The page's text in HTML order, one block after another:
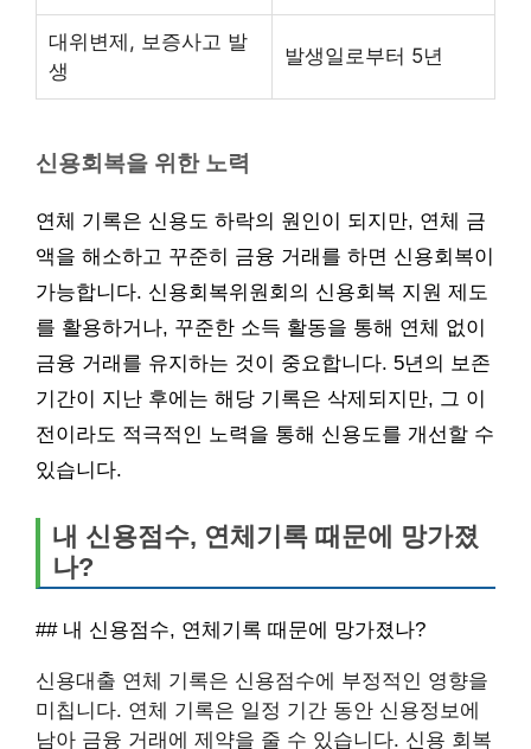
대위변제, 보증사고 발
생
발생일로부터 5년
신용회복을 위한 노력
연체 기록은 신용도 하락의 원인이 되지만, 연체 금
액을 해소하고 꾸준히 금융 거래를 하면 신용회복이
가능합니다. 신용회복위원회의 신용회복 지원 제도
를 활용하거나, 꾸준한 소득 활동을 통해 연체 없이
금융 거래를 유지하는 것이 중요합니다. 5년의 보존
기간이 지난 후에는 해당 기록은 삭제되지만, 그 이
전이라도 적극적인 노력을 통해 신용도를 개선할 수
있습니다.
내 신용점수, 연체기록 때문에 망가졌
나?
## 내 신용점수, 연체기록 때문에 망가졌나?
신용대출 연체 기록은 신용점수에 부정적인 영향을
미칩니다. 연체 기록은 일정 기간 동안 신용정보에
남아 금융 거래에 제약을 줄 수 있습니다. 신용 회복